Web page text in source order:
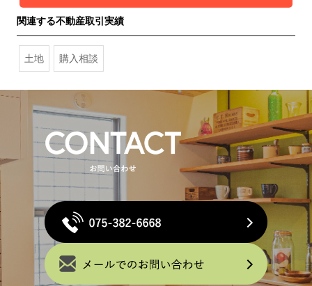
関連する不動産取引実績
土地 購入相談